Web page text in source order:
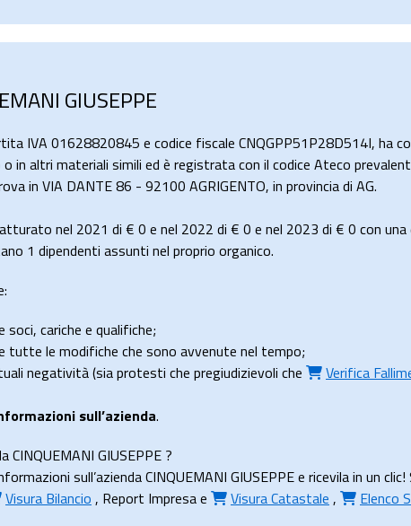
GIUSEPPE
IVA 01628820845 e codice fiscale CNQGPP51P28D514I, ha
in altri materiali simili ed è registrata con il codice Ateco
in VIA DANTE 86 - 92100 AGRIGENTO, in provincia di AG.
nel 2021 di € 0 e nel 2022 di € 0 e nel 2023 di € 0 con
1 dipendenti assunti nel proprio organico.
soci, cariche e qualifiche;
tutte le modifiche che sono avvenute nel tempo;
negatività (sia protesti che pregiudizievoli che Verifica
sull’azienda.
GIUSEPPE ?
sull’azienda CINQUEMANI GIUSEPPE e ricevila in un
Visura Bilancio , Report Impresae Visura Catastale , Elenco